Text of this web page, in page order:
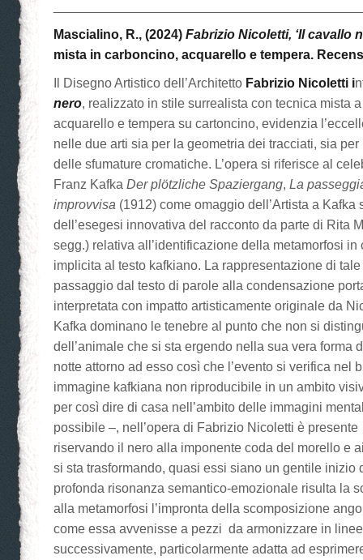
Mascialino, R., (2024) Fabrizio Nicoletti, ‘Il cavallo
mista in carboncino, acquarello e tempera.
Il Disegno Artistico dell’Architetto Fabrizio Nicoletti i
nero, realizzato in stile surrealista con tecnica mista
acquarello e tempera su cartoncino, evidenzia
nelle due arti sia per la geometria dei tracciati, sia per
delle sfumature cromatiche. L’opera si riferisce al
Franz Kafka Der plötzliche Spaziergang, La
improvvisa (1912) come omaggio dell’Artista a Kafka
dell’esegesi innovativa del racconto da parte di Rita
segg.) relativa all’identificazione della metamorfosi in
implicita al testo kafkiano. La rappresentazione di
passaggio dal testo di parole alla condensazione
interpretata con impatto artisticamente originale da
Kafka dominano le tenebre al punto che non si
dell’animale che si sta ergendo nella sua vera forma
notte attorno ad esso così che l’evento si verifica nel
immagine kafkiana non riproducibile in un ambito
per così dire di casa nell’ambito delle immagini
possibile –, nell’opera di Fabrizio Nicoletti è
riservando il nero alla imponente coda del morello e
si sta trasformando, quasi essi siano un gentile inizio
profonda risonanza semantico-emozionale risulta la
alla metamorfosi l’impronta della scomposizione
come essa avvenisse a pezzi da armonizzare in
successivamente, particolarmente adatta ad